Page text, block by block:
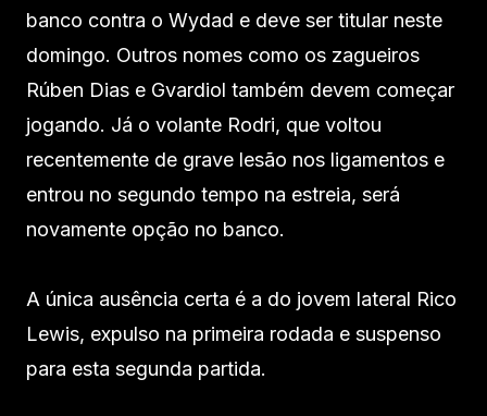
banco contra o Wydad e deve ser titular neste
domingo. Outros nomes como os zagueiros
Rúben Dias e Gvardiol também devem começar
jogando. Já o volante Rodri, que voltou
recentemente de grave lesão nos ligamentos e
entrou no segundo tempo na estreia, será
novamente opção no banco.
A única ausência certa é a do jovem lateral Rico
Lewis, expulso na primeira rodada e suspenso
para esta segunda partida.